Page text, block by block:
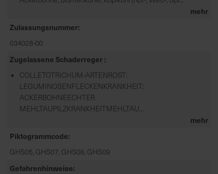
mehr
Zulassungsnummer
034028-00
Zugelassene Schaderreger
COLLETOTRICHUM-ARTENROST:
LEGUMINOSENFLECKENKRANKHEIT:
ACKERBOHNEECHTER
MEHLTAUPILZKRANKHEITMEHLTAU...
mehr
Piktogrammcode
GHS05, GHS07, GHS08, GHS09
Gefahrenhinweise